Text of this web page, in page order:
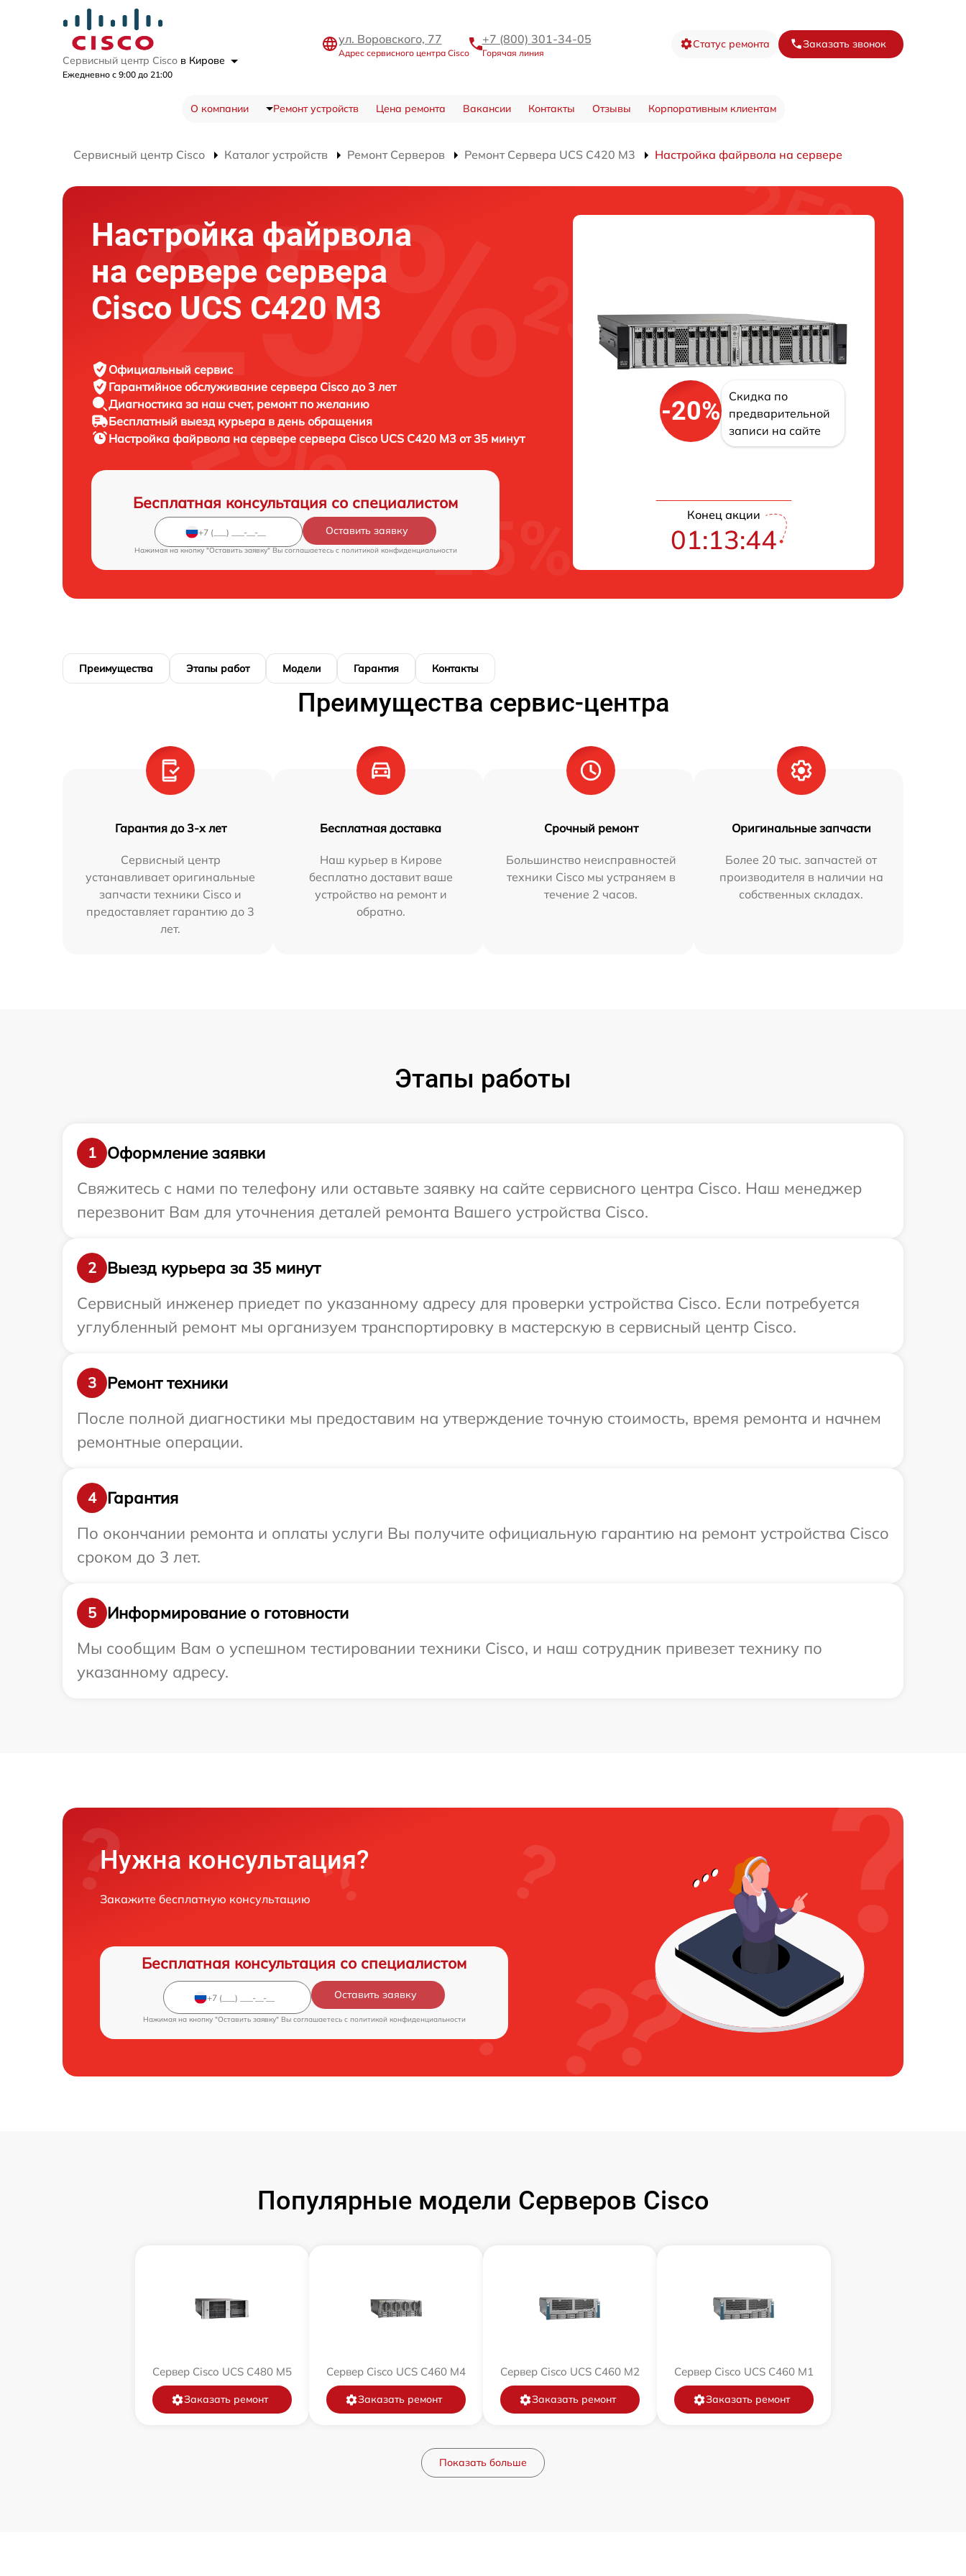
Сервисный центр Cisco в Кирове
Ежедневно с 9:00 до 21:00
ул. Воровского, 77
Адрес сервисного центра Cisco
+7 (800) 301-34-05
Горячая линия
Статус ремонта Заказать звонок
О компании Ремонт устройств Цена ремонта Вакансии Контакты Отзывы Корпоративным клиентам
Сервисный центр Cisco Каталог устройств Ремонт Серверов Ремонт Сервера UCS C420 M3 Настройка файрвола на сервере
Настройка файрвола
на сервере сервера
Cisco UCS C420 M3
Официальный сервис
Гарантийное обслуживание сервера Cisco до 3 лет
Диагностика за наш счет, ремонт по желанию
Бесплатный выезд курьера в день обращения
Настройка файрвола на сервере сервера Cisco UCS C420 M3 от 35 минут
Бесплатная консультация со специалистом
Оставить заявку
Нажимая на кнопку "Оставить заявку" Вы соглашаетесь c политикой конфиденциальности
-20%
Скидка по
предварительной
записи на сайте
Конец акции
01:13:43
Преимущества Этапы работ Модели Гарантия Контакты
Преимущества сервис-центра
Гарантия до 3-х лет
Сервисный центр
устанавливает оригинальные
запчасти техники Cisco и
предоставляет гарантию до 3
лет.
Бесплатная доставка
Наш курьер в Кирове
бесплатно доставит ваше
устройство на ремонт и
обратно.
Срочный ремонт
Большинство неисправностей
техники Cisco мы устраняем в
течение 2 часов.
Оригинальные запчасти
Более 20 тыс. запчастей от
производителя в наличии на
собственных складах.
Этапы работы
1
Оформление заявки
Свяжитесь с нами по телефону или оставьте заявку на сайте сервисного центра Cisco. Наш менеджер
перезвонит Вам для уточнения деталей ремонта Вашего устройства Cisco.
2
Выезд курьера за 35 минут
Сервисный инженер приедет по указанному адресу для проверки устройства Cisco. Если потребуется
углубленный ремонт мы организуем транспортировку в мастерскую в сервисный центр Cisco.
3
Ремонт техники
После полной диагностики мы предоставим на утверждение точную стоимость, время ремонта и начнем
ремонтные операции.
4
Гарантия
По окончании ремонта и оплаты услуги Вы получите официальную гарантию на ремонт устройства Cisco
сроком до 3 лет.
5
Информирование о готовности
Мы сообщим Вам о успешном тестировании техники Cisco, и наш сотрудник привезет технику по
указанному адресу.
Нужна консультация?
Закажите бесплатную консультацию
Бесплатная консультация со специалистом
Оставить заявку
Нажимая на кнопку "Оставить заявку" Вы соглашаетесь c политикой конфиденциальности
Популярные модели Серверов Cisco
Сервер Cisco UCS C480 M5
Заказать ремонт
Сервер Cisco UCS C460 M4
Заказать ремонт
Сервер Cisco UCS C460 M2
Заказать ремонт
Сервер Cisco UCS C460 M1
Заказать ремонт
Показать больше